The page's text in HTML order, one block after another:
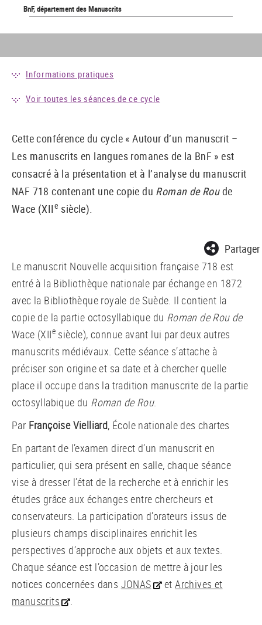
BnF, département des Manuscrits
Informations pratiques
Voir toutes les séances de ce cycle
Cette conférence du cycle « Autour d’un manuscrit –
Les manuscrits en langues romanes de la BnF » est
consacré à la présentation et à l’analyse du manuscrit
NAF 718 contenant une copie du Roman de Roude
Wace (XIIe siècle).
Partager
Le manuscrit Nouvelle acquisition française 718 est
entré à la Bibliothèque nationale par échange en 1872
avec la Bibliothèque royale de Suède. Il contient la
copie de la partie octosyllabique du Roman de Rou de
Wace (XIIe siècle), connue avant lui par deux autres
manuscrits médiévaux. Cette séance s’attache à
préciser son origine et sa date et à chercher quelle
place il occupe dans la tradition manuscrite de la partie
octosyllabique du Roman de Rou.
Par Françoise Vielliard, École nationale des chartes
En partant de l’examen direct d’un manuscrit en
particulier, qui sera présent en salle, chaque séance
vise à dresser l’état de la recherche et à enrichir les
études grâce aux échanges entre chercheurs et
conservateurs. La participation d’orateurs issus de
plusieurs champs disciplinaires enrichit les
perspectives d’approche aux objets et aux textes.
Chaque séance est l’occasion de mettre à jour les
notices concernées dans JONAS etArchives et
manuscrits